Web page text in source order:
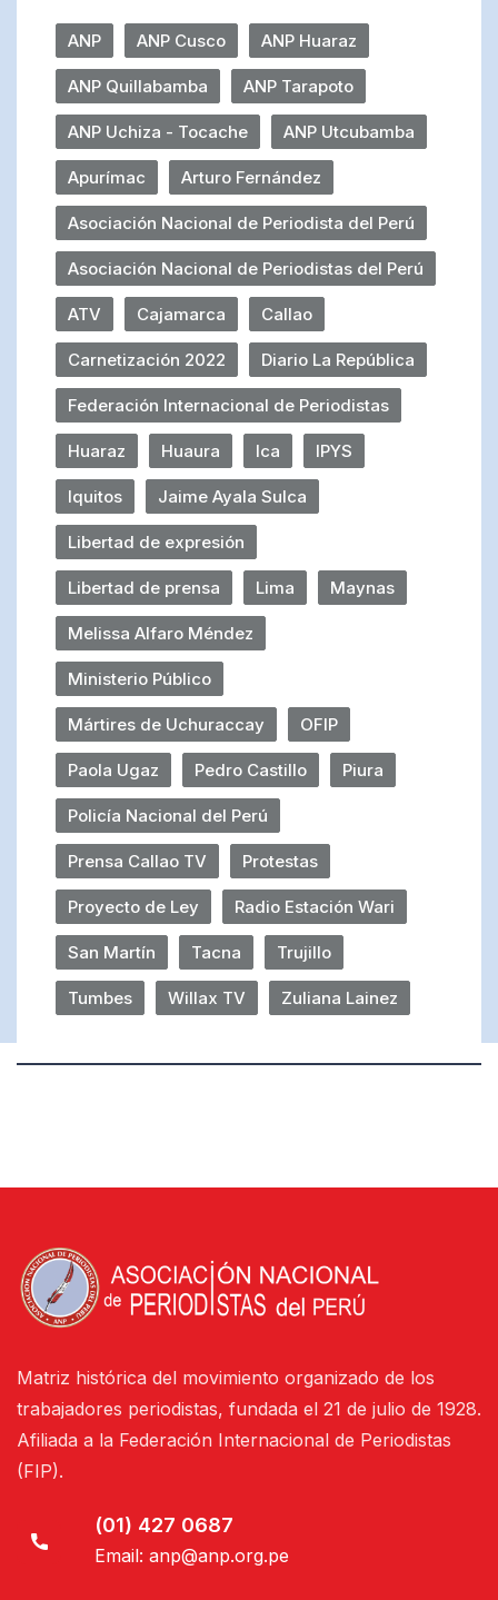
ANP ANP Cusco ANP Huaraz
ANP Quillabamba ANP Tarapoto
ANP Uchiza - Tocache ANP Utcubamba
Apurímac Arturo Fernández
Asociación Nacional de Periodista del Perú
Asociación Nacional de Periodistas del Perú
ATV Cajamarca Callao
Carnetización 2022 Diario La República
Federación Internacional de Periodistas
Huaraz Huaura Ica IPYS
Iquitos Jaime Ayala Sulca
Libertad de expresión
Libertad de prensa Lima Maynas
Melissa Alfaro Méndez
Ministerio Público
Mártires de Uchuraccay OFIP
Paola Ugaz Pedro Castillo Piura
Policía Nacional del Perú
Prensa Callao TV Protestas
Proyecto de Ley Radio Estación Wari
San Martín Tacna Trujillo
Tumbes Willax TV Zuliana Lainez
Matriz histórica del movimiento organizado de los
trabajadores periodistas, fundada el 21 de julio de 1928.
Afiliada a la Federación Internacional de Periodistas
(FIP).
(01) 427 0687
Email: anp@anp.org.pe